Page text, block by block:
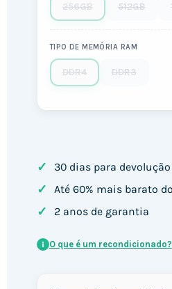
256GB 512GB
TIPO DE MEMÓRIA RAM
DDR4 DDR3
✓ 30 dias para devolução
✓ Até 60% mais barato
✓ 2 anos de garantia
i O que é um recondicionado?